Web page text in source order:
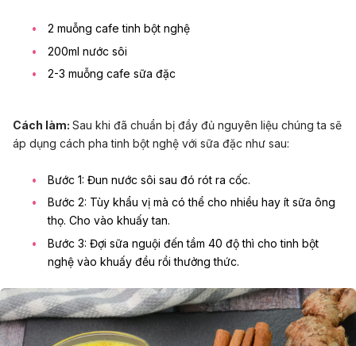
2 muỗng cafe tinh bột nghệ
200ml nước sôi
2-3 muỗng cafe sữa đặc
Cách làm: Sau khi đã chuẩn bị đầy đủ nguyên liệu chúng ta sẽ
áp dụng cách pha tinh bột nghệ với sữa đặc như sau:
Bước 1: Đun nước sôi sau đó rót ra cốc.
Bước 2: Tùy khẩu vị mà có thể cho nhiều hay ít sữa ông
thọ. Cho vào khuấy tan.
Bước 3: Đợi sữa nguội đến tầm 40 độ thì cho tinh bột
nghệ vào khuấy đều rồi thưởng thức.